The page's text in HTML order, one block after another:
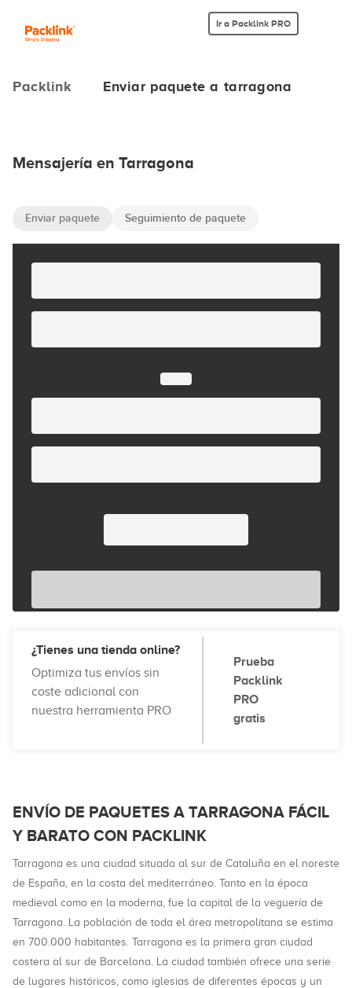
Ir a Packlink PRO
Packlink Enviar paquete a tarragona
Mensajería en Tarragona
Enviar paquete Seguimiento de paquete
¿Tienes una tienda online?
Optimiza tus envíos sin
coste adicional con
nuestra herramienta PRO
Prueba
Packlink
PRO
gratis
ENVÍO DE PAQUETES A TARRAGONA FÁCIL
Y BARATO CON PACKLINK
Tarragona es una ciudad situada al sur de Cataluña en el noreste
de España, en la costa del mediterráneo. Tanto en la época
medieval como en la moderna, fue la capital de la veguería de
Tarragona. La población de toda el área metropolitana se estima
en 700.000 habitantes. Tarragona es la primera gran ciudad
costera al sur de Barcelona. La ciudad también ofrece una serie
de lugares históricos, como iglesias de diferentes épocas y un